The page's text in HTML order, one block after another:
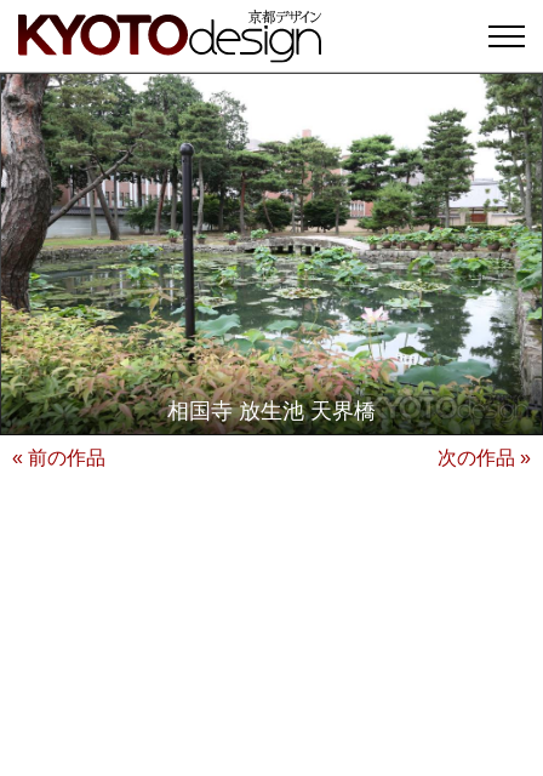
相国寺 放生池 天界橋
« 前の作品 次の作品 »